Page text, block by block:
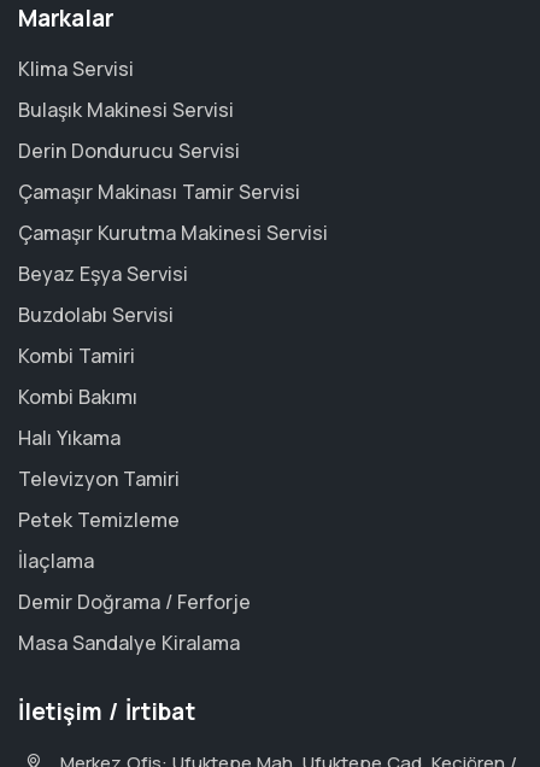
Markalar
Klima Servisi
Bulaşık Makinesi Servisi
Derin Dondurucu Servisi
Çamaşır Makinası Tamir Servisi
Çamaşır Kurutma Makinesi Servisi
Beyaz Eşya Servisi
Buzdolabı Servisi
Kombi Tamiri
Kombi Bakımı
Halı Yıkama
Televizyon Tamiri
Petek Temizleme
İlaçlama
Demir Doğrama / Ferforje
Masa Sandalye Kiralama
İletişim / İrtibat